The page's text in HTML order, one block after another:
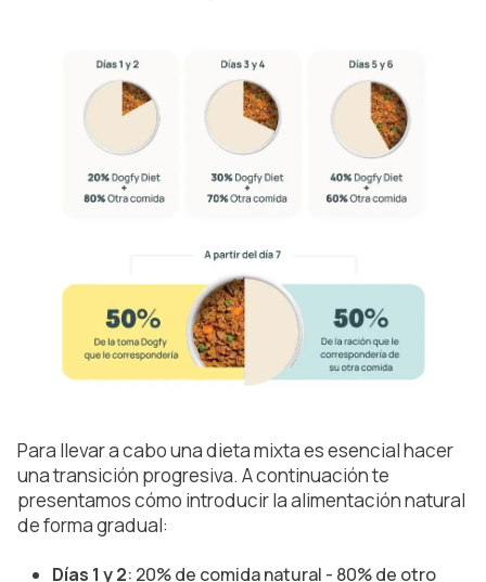
Para llevar a cabo una dieta mixta es esencial hacer
una transición progresiva. A continuación te
presentamos cómo introducir la alimentación natural
de forma gradual:
Días 1 y 2: 20% de comida natural - 80% de otro